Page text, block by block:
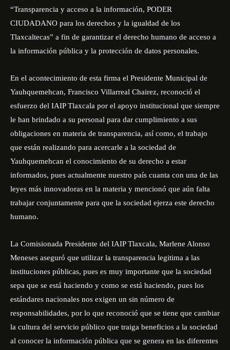
“Transparencia y acceso a la información, PODER
CIUDADANO para los derechos y la igualdad de los
Tlaxcaltecas” a fin de garantizar el derecho humano de acceso a
la información pública y la protección de datos personales.
En el acontecimiento de esta firma el Presidente Municipal de
Yauhquemehcan, Francisco Villarreal Chairez, reconoció el
esfuerzo del IAIP Tlaxcala por el apoyo institucional que siempre
le han brindado a su personal para dar cumplimiento a sus
obligaciones en materia de transparencia, así como, el trabajo
que están realizando para acercarle a la sociedad de
Yauhquemehcan el conocimiento de su derecho a estar
informados, pues actualmente nuestro país cuanta con una de las
leyes más innovadoras en la materia y mencionó que aún falta
trabajar conjuntamente para que la sociedad ejerza este derecho
humano.
La Comisionada Presidente del IAIP Tlaxcala, Marlene Alonso
Meneses aseguró que utilizar la transparencia legitima a las
instituciones públicas, pues es muy importante que la sociedad
sepa que se está haciendo y como se está haciendo, pues los
estándares nacionales nos exigen un sin número de
responsabilidades, por lo que reconoció que se tiene que cambiar
la cultura del servicio público que traiga beneficios a la sociedad
al conocer la información pública que se genera en las diferentes